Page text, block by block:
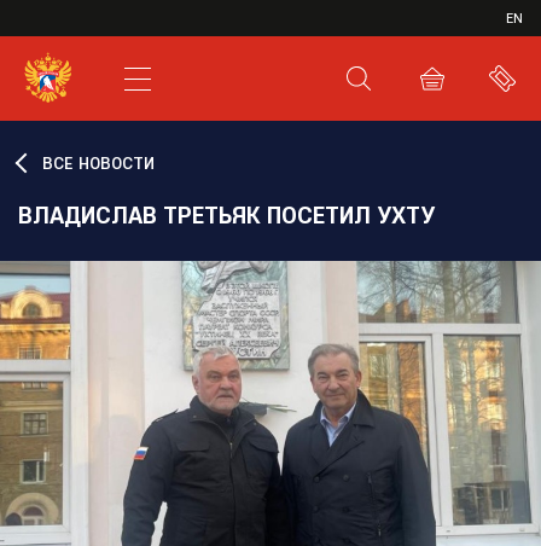
EN
XHL.RU
ВКС
ВСЕ НОВОСТИ
ВЛАДИСЛАВ ТРЕТЬЯК ПОСЕТИЛ УХТУ